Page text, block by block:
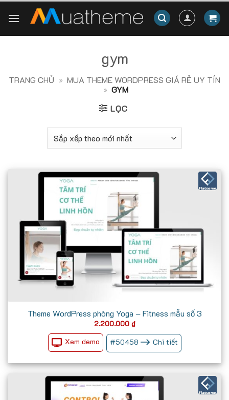
gym
TRANG CHỦ » MUA THEME WORDPRESS GIÁ RẺ UY TÍN
» GYM
LỌC
Theme WordPress phòng Yoga – Fitness mẫu số 3
2.200.000 ₫
Xem demo #50458 Chi tiết